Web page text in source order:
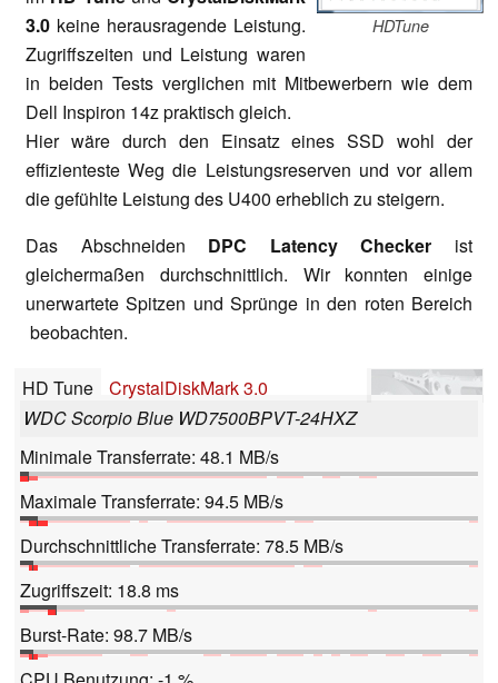
HDTune
3.0 keine herausragende Leistung.
Zugriffszeiten und Leistung waren
in beiden Tests verglichen mit Mitbewerbern wie dem
Dell Inspiron 14z praktisch gleich.
Hier wäre durch den Einsatz eines SSD wohl der
effizienteste Weg die Leistungsreserven und vor allem
die gefühlte Leistung des U400 erheblich zu steigern.
Das Abschneiden DPC Latency Checker ist
gleichermaßen durchschnittlich. Wir konnten einige
unerwartete Spitzen und Sprünge in den roten Bereich
beobachten.
HD Tune
CrystalDiskMark 3.0
WDC Scorpio Blue WD7500BPVT-24HXZ
Minimale Transferrate: 48.1 MB/s
Maximale Transferrate: 94.5 MB/s
Durchschnittliche Transferrate: 78.5 MB/s
Zugriffszeit: 18.8 ms
Burst-Rate: 98.7 MB/s